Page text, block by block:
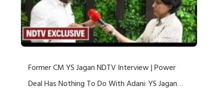
Former CM YS Jagan NDTV Interview | Power
Deal Has Nothing To Do With Adani: YS Jagan